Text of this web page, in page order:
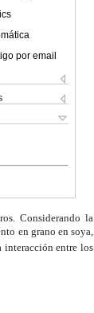
por email
Considerando la
en grano en soya,
interacción entre los